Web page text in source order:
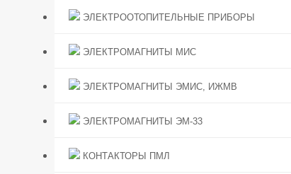
ЭЛЕКТРООТОПИТЕЛЬНЫЕ ПРИБОРЫ
ЭЛЕКТРОМАГНИТЫ МИС
ЭЛЕКТРОМАГНИТЫ ЭМИС, ИЖМВ
ЭЛЕКТРОМАГНИТЫ ЭМ-33
КОНТАКТОРЫ ПМЛ